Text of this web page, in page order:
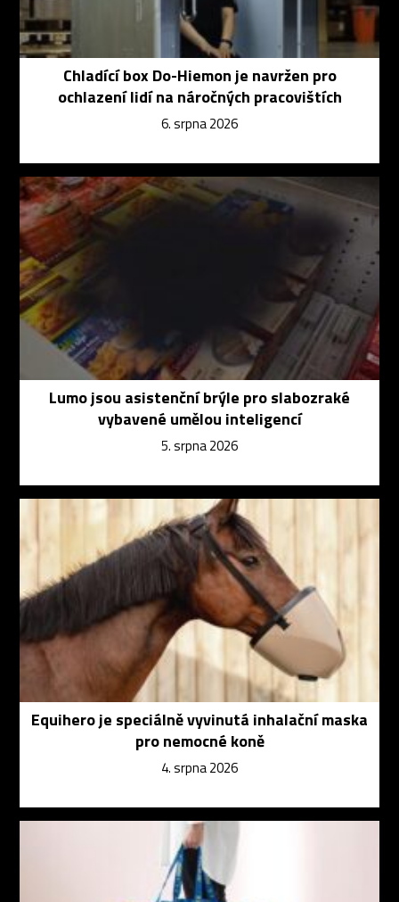
Chladící box Do-Hiemon je navržen pro
ochlazení lidí na náročných pracovištích
6. srpna 2026
Lumo jsou asistenční brýle pro slabozraké
vybavené umělou inteligencí
5. srpna 2026
Equihero je speciálně vyvinutá inhalační maska
pro nemocné koně
4. srpna 2026